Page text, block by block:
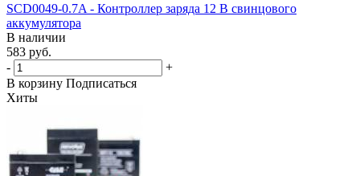
SCD0049-0.7A - Контроллер заряда 12 В свинцового
аккумулятора
В наличии
583 руб.
-
+
В корзину Подписаться
Хиты